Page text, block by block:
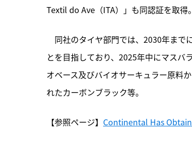
Textil do Ave（ITA）」も同認証を取得
同社のタイヤ部門では、2030年まで
とを目指しており、2025年中にマスバ
オベース及びバイオサーキュラー原料
れたカーボンブラック等。
【参照ページ】 Continental Has